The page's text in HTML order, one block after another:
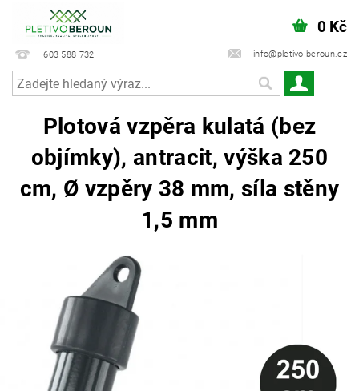
603 588 732 info@pletivo-beroun.cz
0 Kč
Plotová vzpěra kulatá (bez
objímky), antracit, výška 250
cm, Ø vzpěry 38 mm, síla stěny
1,5 mm